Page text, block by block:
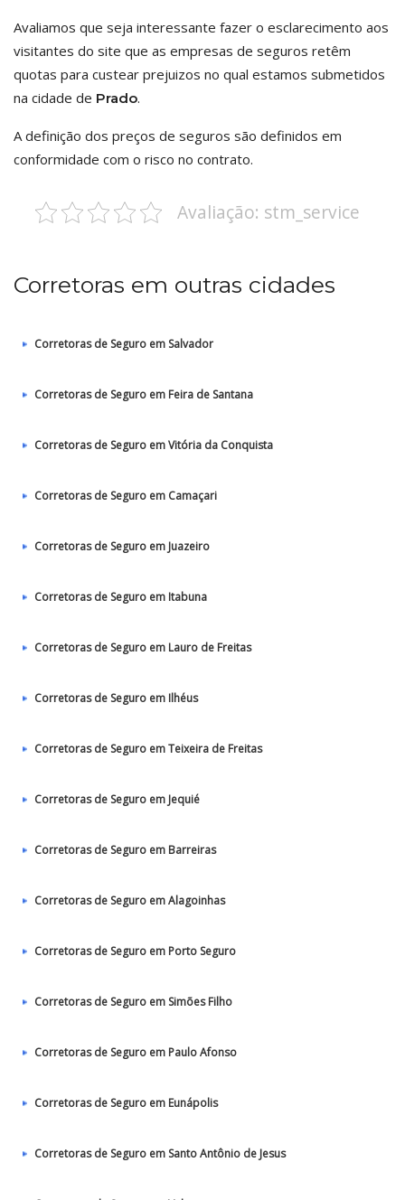
Avaliamos que seja interessante fazer o esclarecimento aos
visitantes do site que as empresas de seguros retêm
quotas para custear prejuizos no qual estamos submetidos
na cidade de Prado.
A definição dos preços de seguros são definidos em
conformidade com o risco no contrato.
Avaliação: stm_service
Corretoras em outras cidades
Corretoras de Seguro em Salvador
Corretoras de Seguro em Feira de Santana
Corretoras de Seguro em Vitória da Conquista
Corretoras de Seguro em Camaçari
Corretoras de Seguro em Juazeiro
Corretoras de Seguro em Itabuna
Corretoras de Seguro em Lauro de Freitas
Corretoras de Seguro em Ilhéus
Corretoras de Seguro em Teixeira de Freitas
Corretoras de Seguro em Jequié
Corretoras de Seguro em Barreiras
Corretoras de Seguro em Alagoinhas
Corretoras de Seguro em Porto Seguro
Corretoras de Seguro em Simões Filho
Corretoras de Seguro em Paulo Afonso
Corretoras de Seguro em Eunápolis
Corretoras de Seguro em Santo Antônio de Jesus